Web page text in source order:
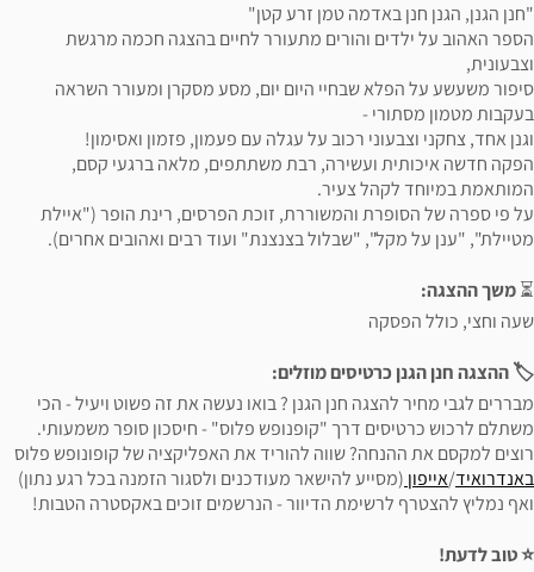
"חנן הגנן, הגנן חנן באדמה טמן זרע קטן"
הספר האהוב על ילדים והורים מתעורר לחיים בהצגה חכמה מרגשת
וצבעונית,
סיפור משעשע על הפלא שבחיי היום יום, מסע מסקרן ומעורר השראה
בעקבות מטמון מסתורי -
וגנן אחד, צחקני וצבעוני רכוב על עגלה עם פעמון, פזמון ואסימון!
הפקה חדשה איכותית ועשירה, רבת משתתפים, מלאה ברגעי קסם,
המותאמת במיוחד לקהל צעיר.
על פי ספרה של הסופרת והמשוררת, זוכת הפרסים, רינת הופר ("איילת
מטיילת", "ענן על מקל", "שבלול בצנצנת" ועוד רבים ואהובים אחרים).
⏳משך ההצגה:
שעה וחצי, כולל הפסקה
🏷 ההצגה חנן הגנן כרטיסים מוזלים:
מבררים לגבי מחיר להצגה חנן הגנן ? בואו נעשה את זה פשוט ויעיל - הכי
משתלם לרכוש כרטיסים דרך "קופנופש פלוס" - חיסכון סופר משמעותי.
רוצים למקסם את ההנחה? שווה להוריד את האפליקציה של קופונופש פלוס
באנדרואיד/אייפון (מסייע להישאר מעודכנים ולסגור הזמנה בכל רגע נתון)
ואף נמליץ להצטרף לרשימת הדיוור - הנרשמים זוכים באקסטרה הטבות!
⭐️ טוב לדעת!